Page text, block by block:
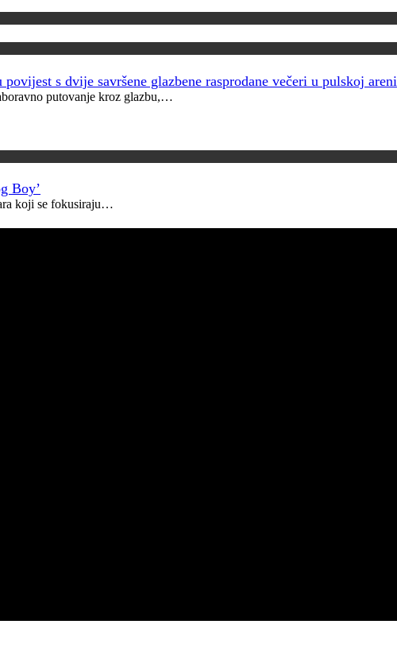
s dvije savršene glazbene rasprodane večeri u pulskoj areni
putovanje kroz glazbu,…
Boy’
koji se fokusiraju…